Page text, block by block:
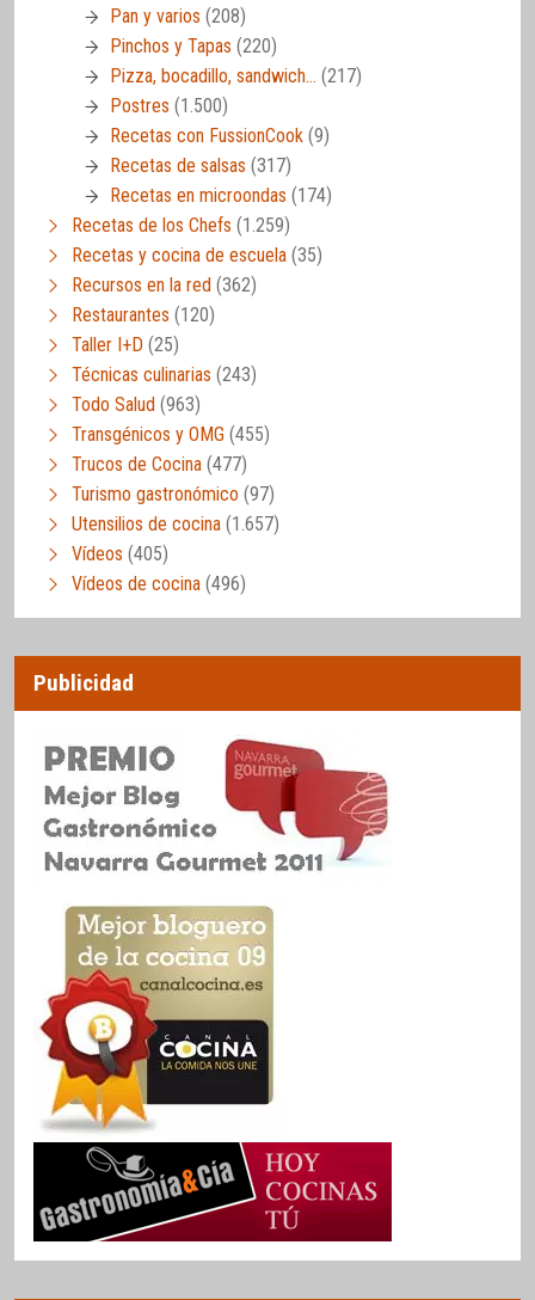
Pan y varios (208)
Pinchos y Tapas (220)
Pizza, bocadillo, sandwich… (217)
Postres (1.500)
Recetas con FussionCook (9)
Recetas de salsas (317)
Recetas en microondas (174)
Recetas de los Chefs (1.259)
Recetas y cocina de escuela (35)
Recursos en la red (362)
Restaurantes (120)
Taller I+D (25)
Técnicas culinarias (243)
Todo Salud (963)
Transgénicos y OMG (455)
Trucos de Cocina (477)
Turismo gastronómico (97)
Utensilios de cocina (1.657)
Vídeos (405)
Vídeos de cocina (496)
Publicidad